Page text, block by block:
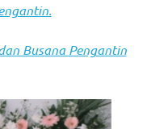
Busana Pengantin